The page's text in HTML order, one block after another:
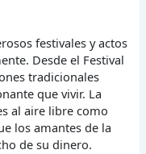
festivales y actos
Desde el Festival
tradicionales
que vivir. La
al aire libre como
los amantes de la
de su dinero.